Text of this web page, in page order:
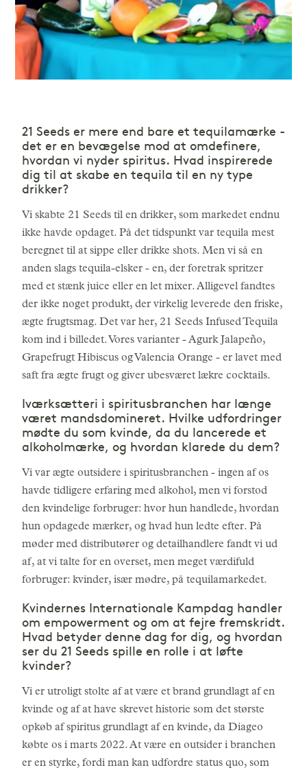
21 Seeds er mere end bare et tequilamærke -
det er en bevægelse mod at omdefinere,
hvordan vi nyder spiritus. Hvad inspirerede
dig til at skabe en tequila til en ny type
drikker?
Vi skabte 21 Seeds til en drikker, som markedet endnu
ikke havde opdaget. På det tidspunkt var tequila mest
beregnet til at sippe eller drikke shots. Men vi så en
anden slags tequila-elsker - en, der foretrak spritzer
med et stænk juice eller en let mixer. Alligevel fandtes
der ikke noget produkt, der virkelig leverede den friske,
ægte frugtsmag. Det var her, 21 Seeds Infused Tequila
kom ind i billedet. Vores varianter - Agurk Jalapeño,
Grapefrugt Hibiscus og Valencia Orange - er lavet med
saft fra ægte frugt og giver ubesværet lækre cocktails.
Iværksætteri i spiritusbranchen har længe
været mandsdomineret. Hvilke udfordringer
mødte du som kvinde, da du lancerede et
alkoholmærke, og hvordan klarede du dem?
Vi var ægte outsidere i spiritusbranchen - ingen af os
havde tidligere erfaring med alkohol, men vi forstod
den kvindelige forbruger: hvor hun handlede, hvordan
hun opdagede mærker, og hvad hun ledte efter. På
møder med distributører og detailhandlere fandt vi ud
af, at vi talte for en overset, men meget værdifuld
forbruger: kvinder, især mødre, på tequilamarkedet.
Kvindernes Internationale Kampdag handler
om empowerment og om at fejre fremskridt.
Hvad betyder denne dag for dig, og hvordan
ser du 21 Seeds spille en rolle i at løfte
kvinder?
Vi er utroligt stolte af at være et brand grundlagt af en
kvinde og af at have skrevet historie som det største
opkøb af spiritus grundlagt af en kvinde, da Diageo
købte os i marts 2022. At være en outsider i branchen
er en styrke, fordi man kan udfordre status quo, som